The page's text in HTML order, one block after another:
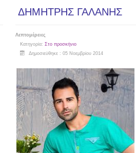
ΔΗΜΗΤΡΗΣ ΓΑΛΑΝΗΣ
Λεπτομέρειες
Κατηγορία: Στο προσκήνιο
Δημοσιεύθηκε : 05 Νοεμβρίου 2014